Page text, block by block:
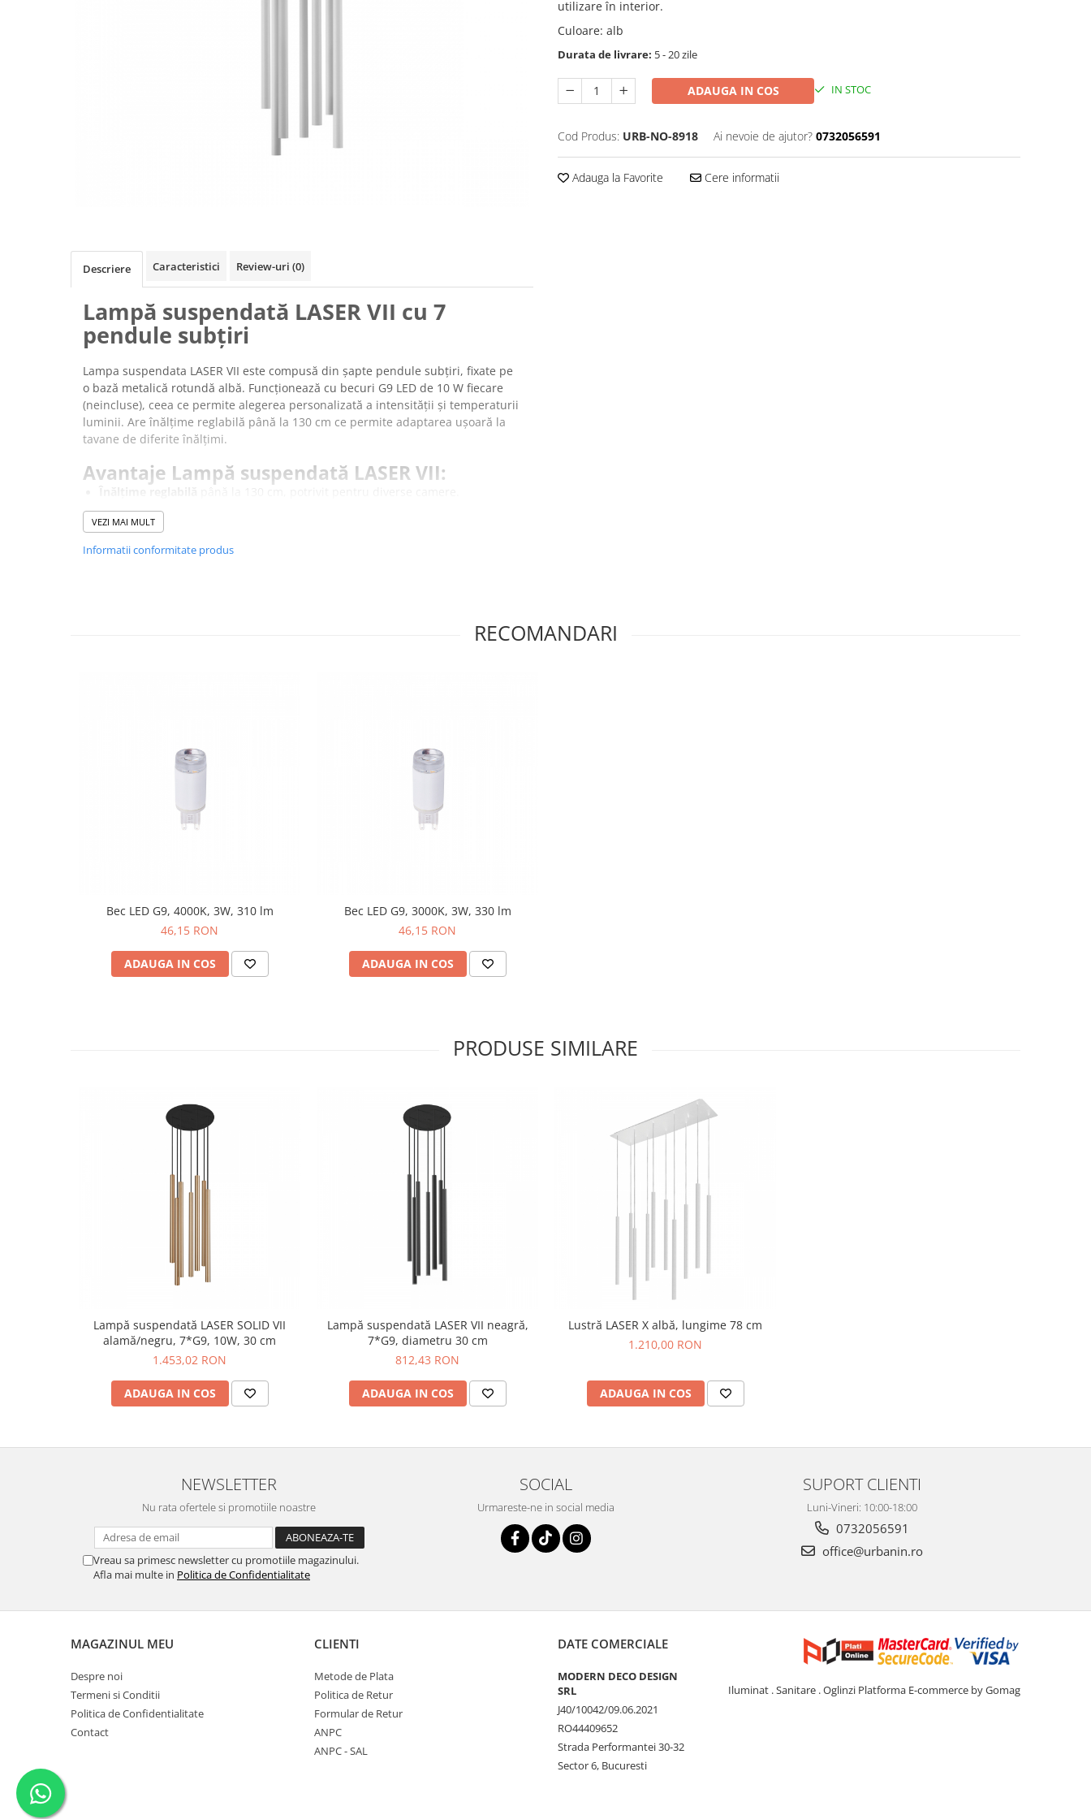
utilizare în interior.
Culoare: alb
Durata de livrare: 5 - 20 zile
ADAUGA IN COS IN STOC
Cod Produs: URB-NO-8918 Ai nevoie de ajutor? 0732056591
Adauga la Favorite Cere informatii
Descriere Caracteristici Review-uri (0)
Lampă suspendată LASER VII cu 7
pendule subțiri
Lampa suspendata LASER VII este compusă din șapte pendule subțiri, fixate pe
o bază metalică rotundă albă. Funcționează cu becuri G9 LED de 10 W fiecare
(neincluse), ceea ce permite alegerea personalizată a intensității și temperaturii
luminii. Are înălțime reglabilă până la 130 cm ce permite adaptarea ușoară la
tavane de diferite înălțimi.
Avantaje Lampă suspendată LASER VII:
Design modern
Corp și abajur din oțel
Lampa este potrivita pentru living, dining sau zona scării.
accesibile ca pret, in tendinte clasice si moderne. In timp, corpurile de iluminat NOWODVORSKI
au devenit recunoscute pentru calitatea lor, fiind una dintre marcile preferate ale clientilor din
plafoniere, veioze si lampadare.
NOWODVORSKI este si una dintre marcile preferate de arhitecti, colectia de corpuri de iluminat
oferita putand fi adaptata la orice scenariu de utilizare casnica si arhitecturala.
VEZI MAI MULT
Informatii conformitate produs
RECOMANDARI
Bec LED G9, 4000K, 3W, 310 lm
46,15 RON
ADAUGA IN COS
Bec LED G9, 3000K, 3W, 330 lm
46,15 RON
ADAUGA IN COS
PRODUSE SIMILARE
Lampă suspendată LASER SOLID VII
alamă/negru, 7*G9, 10W, 30 cm
1.453,02 RON
ADAUGA IN COS
Lampă suspendată LASER VII neagră,
7*G9, diametru 30 cm
812,43 RON
ADAUGA IN COS
Lustră LASER X albă, lungime 78 cm
1.210,00 RON
ADAUGA IN COS
NEWSLETTER
Nu rata ofertele si promotiile noastre
Vreau sa primesc newsletter cu promotiile magazinului.
Afla mai multe in Politica de Confidentialitate
SOCIAL
Urmareste-ne in social media
SUPORT CLIENTI
Luni-Vineri: 10:00-18:00
0732056591
office@urbanin.ro
MAGAZINUL MEU
Despre noi
Termeni si Conditii
Politica de Confidentialitate
Contact
CLIENTI
Metode de Plata
Politica de Retur
Formular de Retur
ANPC
ANPC - SAL
DATE COMERCIALE
MODERN DECO DESIGN
SRL
J40/10042/09.06.2021
RO44409652
Strada Performantei 30-32
Sector 6, Bucuresti
Iluminat . Sanitare . Oglinzi Platforma E-commerce by Gomag